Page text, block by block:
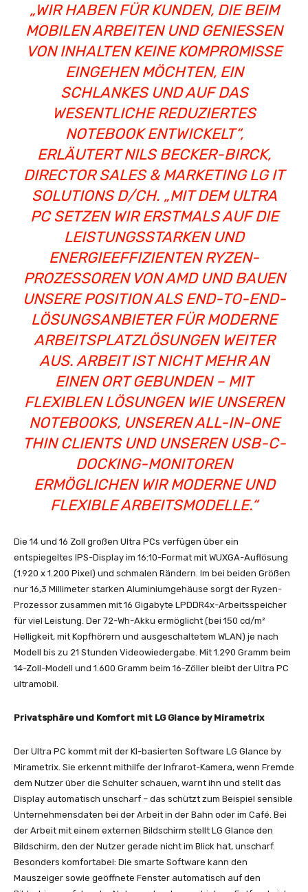
„WIR HABEN FÜR KUNDEN, DIE BEIM
MOBILEN ARBEITEN UND GENIESSEN V
ON INHALTEN KEINE KOMPROMISSE E
INGEHEN MÖCHTEN, EIN S
CHLANKES UND AUF DAS W
ESENTLICHE REDUZIERTES N
OTEBOOK ENTWICKELT“, E
RLÄUTERT NILS BECKER-BIRCK, D
IRECTOR SALES & MARKETING LG IT S
OLUTIONS D/CH. „MIT DEM ULTRA
PCSETZEN WIR ERSTMALS AUF DIE
LEISTUNGSSTARKEN UND
ENERGIEEFFIZIENTEN RYZEN-
PROZESSOREN VON AMD UND BAUEN
UNSERE POSITION ALS END-TO-END-
LÖSUNGSANBIETER FÜR MODERNE
ARBEITSPLATZLÖSUNGEN WEITER
AUS. ARBEIT IST NICHT MEHR AN
EINEN ORT GEBUNDEN – MIT
FLEXIBLEN LÖSUNGEN WIE UNSEREN
NOTEBOOKS, UNSEREN ALL-IN-ONE
THIN CLIENTS UND UNSEREN USB-C-
DOCKING-MONITOREN
ERMÖGLICHEN WIR MODERNE UND
FLEXIBLE ARBEITSMODELLE.“
Die 14 und 16 Zoll großen Ultra PCs verfügen über ein
entspiegeltes IPS-Display im 16:10-Format mit WUXGA-Auflösung
(1.920 x 1.200 Pixel) und schmalen Rändern. Im bei beiden Größen
nur 16,3 Millimeter starken Aluminiumgehäuse sorgt der Ryzen-
Prozessor zusammen mit 16 Gigabyte LPDDR4x-Arbeitsspeicher
für viel Leistung. Der 72-Wh-Akku ermöglicht (bei 150 cd/m²
Helligkeit, mit Kopfhörern und ausgeschaltetem WLAN) je nach
Modell bis zu 21 Stunden Videowiedergabe. Mit 1.290 Gramm beim
14-Zoll-Modell und 1.600 Gramm beim 16-Zöller bleibt der Ultra PC
ultramobil.
Privatsphäre und Komfort mit LG Glance by Mirametrix
Der Ultra PC kommt mit der KI-basierten Software LG Glance by
Mirametrix. Sie erkennt mithilfe der Infrarot-Kamera, wenn Fremde
dem Nutzer über die Schulter schauen, warnt ihn und stellt das
Display automatisch unscharf – das schützt zum Beispiel sensible
Unternehmensdaten bei der Arbeit in der Bahn oder im Café. Bei
der Arbeit mit einem externen Bildschirm stellt LG Glance den
Bildschirm, den der Nutzer gerade nicht im Blick hat, unscharf.
Besonders komfortabel: Die smarte Software kann den
Mauszeiger sowie geöffnete Fenster automatisch auf den